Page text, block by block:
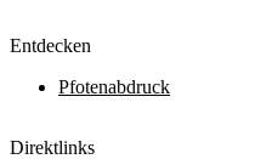
Entdecken
Pfotenabdruck
Direktlinks